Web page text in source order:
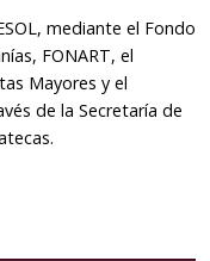
mediante el Fondo
FONART, el
Mayores y el
de la Secretaría de